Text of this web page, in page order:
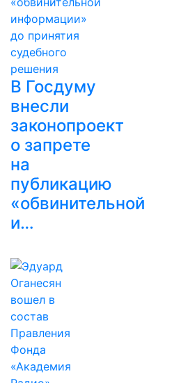
В Госдуму
внесли
законопроект
о запрете
на
публикацию
«обвинительной
и…